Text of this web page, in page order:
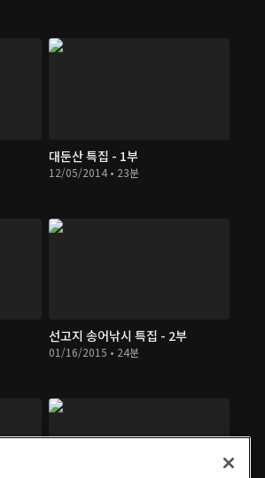
대둔산 특집 - 1부
12/05/2014 • 23분
선고지 송어낚시 특집 - 2부
01/16/2015 • 24분